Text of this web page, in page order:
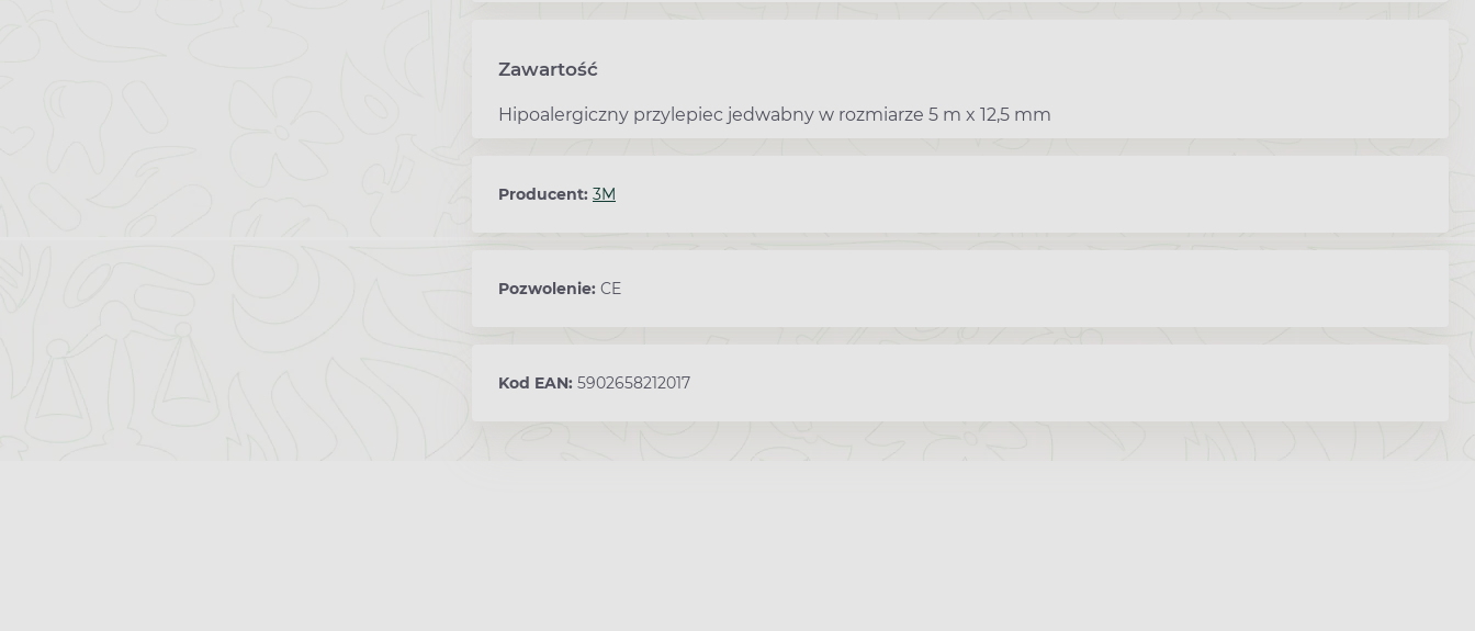
Zawartość
Hipoalergiczny przylepiec jedwabny w rozmiarze 5 m x 12,5 mm
Producent: 3M
Pozwolenie: CE
Kod EAN: 5902658212017